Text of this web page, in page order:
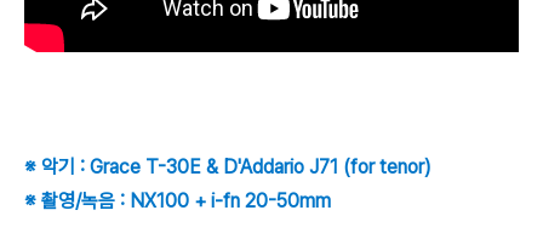
※ 악기 : Grace T-30E & D'Addario J71 (for tenor)
※ 촬영/녹음 : NX100 + i-fn 20-50mm